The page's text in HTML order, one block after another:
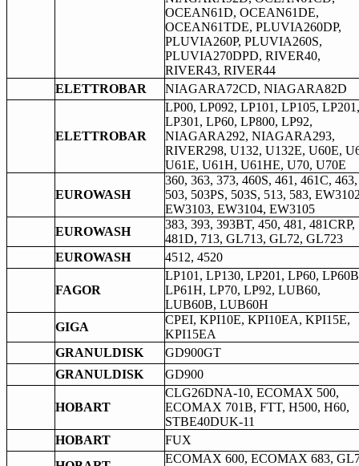
OCEAN61D, OCEAN61DE,
OCEAN61TDE, PLUVIA260DP,
PLUVIA260P, PLUVIA260S,
PLUVIA270DPD, RIVER40,
RIVER43, RIVER44
ELETTROBAR
NIAGARA72CD, NIAGARA82D
ELETTROBAR
LP00, LP092, LP101, LP105, LP201,
LP301, LP60, LP800, LP92,
NIAGARA292, NIAGARA293,
RIVER298, U132, U132E, U60E,
U61E, U61H, U61HE, U70, U70E
EUROWASH
360, 363, 373, 460S, 461, 461C, 463,
503, 503PS, 503S, 513, 583,
EW3103, EW3104, EW3105
EUROWASH
383, 393, 393BT, 450, 481, 481CRP,
481D, 713, GL713, GL72, GL723
EUROWASH
4512, 4520
FAGOR
LP101, LP130, LP201, LP60,
LP61H, LP70, LP92, LUB60,
LUB60B, LUB60H
GIGA
CPEI, KPI10E, KPI10EA, KPI15E,
KPI15EA
GRANULDISK
GD900GT
GRANULDISK
GD900
HOBART
CLG26DNA-10, ECOMAX 500,
ECOMAX 701B, FTT, H500, H60,
STBE40DUK-11
HOBART
FUX
ECOMAX 600, ECOMAX 683,